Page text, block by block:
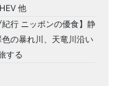
他
紀行 ニッポンの優食】静
の暴れ川、天竜川沿い
する